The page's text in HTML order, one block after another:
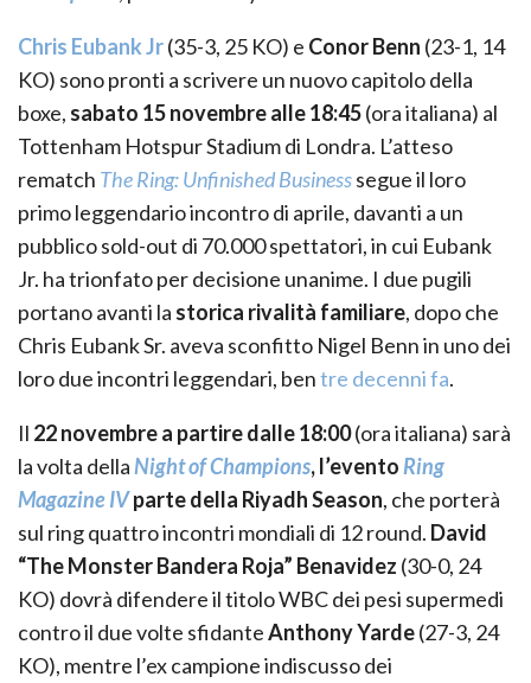
Chris Eubank Jr(35-3, 25 KO) e Conor Benn (23-1, 14
KO) sono pronti a scrivere un nuovo capitolo della
boxe, sabato 15 novembre alle 18:45(ora italiana) al
Tottenham Hotspur Stadium di Londra. L’atteso
rematch The Ring: Unfinished Businesssegue il loro
primo leggendario incontro di aprile, davanti a un
pubblico sold-out di 70.000 spettatori, in cui Eubank
Jr. ha trionfato per decisione unanime. I due pugili
portano avanti la storica rivalità familiare, dopo che
Chris Eubank Sr. aveva sconfitto Nigel Benn in uno dei
loro due incontri leggendari, bentre decenni fa.
Il 22 novembre a partire dalle 18:00(ora italiana) sarà
la volta dellaNight of Champions, l’evento Ring
Magazine IVparte della Riyadh Season, che porterà
sul ring quattro incontri mondiali di 12 round. David
“The Monster Bandera Roja” Benavidez (30-0, 24
KO) dovrà difendere il titolo WBC dei pesi supermedi
contro il due volte sfidanteAnthony Yarde(27-3, 24
KO), mentre l’ex campione indiscusso dei